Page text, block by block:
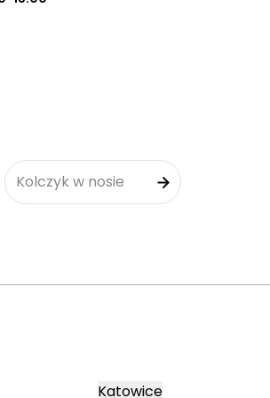
Kolczyk w nosie
Katowice